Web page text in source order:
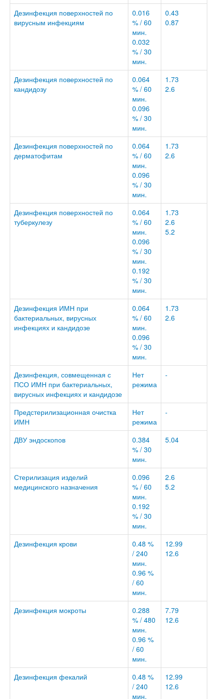
Дезинфекция поверхностей по
вирусным инфекциям
0.016
% / 60
мин.
0.032
% / 30
мин.
0.43
0.87
Дезинфекция поверхностей по
кандидозу
0.064
% / 60
мин.
0.096
% / 30
мин.
1.73
2.6
Дезинфекция поверхностей по
дерматофитам
0.064
% / 60
мин.
0.096
% / 30
мин.
1.73
2.6
Дезинфекция поверхностей по
туберкулезу
0.064
% / 60
мин.
0.096
% / 30
мин.
0.192
% / 30
мин.
1.73
2.6
5.2
Дезинфекция ИМН при
бактериальных, вирусных
инфекциях и кандидозе
0.064
% / 60
мин.
0.096
% / 30
мин.
1.73
2.6
Дезинфекция, совмещенная с
ПСО ИМН при бактериальных,
вирусных инфекциях и кандидозе
Нет
режима
-
Предстерилизационная очистка
ИМН
Нет
режима
-
ДВУ эндоскопов
0.384
% / 30
мин.
5.04
Стерилизация изделий
медицинского назначения
0.096
% / 60
мин.
0.192
% / 30
мин.
2.6
5.2
Дезинфекция крови
0.48 %
/ 240
мин.
0.96 %
/ 60
мин.
12.99
12.6
Дезинфекция мокроты
0.288
% / 480
мин.
0.96 %
/ 60
мин.
7.79
12.6
Дезинфекция фекалий
0.48 %
/ 240
мин.
12.99
12.6